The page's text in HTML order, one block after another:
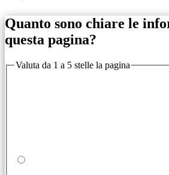
Quanto sono chiare le
questa pagina?
Valuta da 1 a 5 stelle la pagina